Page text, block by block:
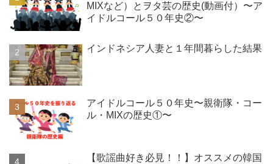
MIXなど）とヲタ芸の歴史(動画付）〜ア
イドルコール５０年史②〜
インドネシア人妻と１年間暮らした結果
アイドルコール５０年史〜親衛隊・コー
ル・MIXの歴史①〜
【歌謡曲好き必見！！】オススメの韓国